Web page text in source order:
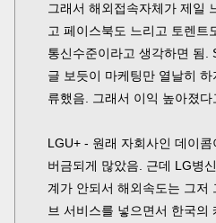
그래서 해외접속자체가 제일
고 페이스북도 느리고 토렌트
통신수준이라고 생각하면 됨.
글 보듯이 마케팅만 열날히
류했음. 그래서 이익 높아졌
LGU+ - 원래 자회사인 데이
버금되게 많았음. 근데 LG병
계가 안되서 해외속도는 그저
브 서비스를 넣으면서 한국의